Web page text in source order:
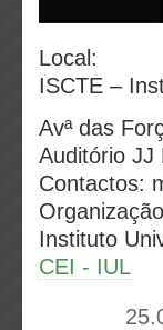
Local:
ISCTE –
Avª das
Auditório JJ
Contactos:
Instituto
CEI - IUL